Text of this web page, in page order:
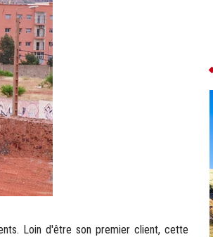
Loin d'être son premier client, cette